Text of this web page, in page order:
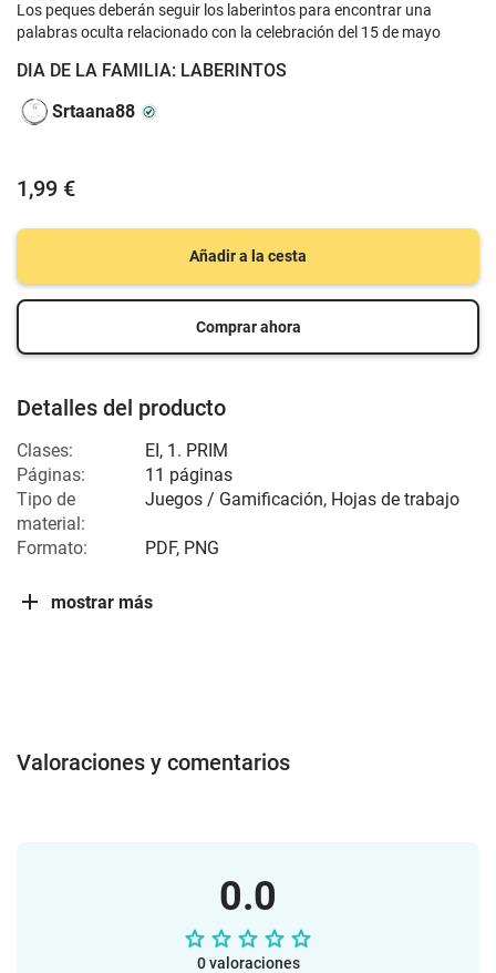
Los peques deberán seguir los laberintos para encontrar una
palabras oculta relacionado con la celebración del 15 de mayo
DIA DE LA FAMILIA: LABERINTOS
Srtaana88
1,99 €
Añadir a la cesta
Comprar ahora
Detalles del producto
Clases: EI, 1. PRIM
Páginas:
11 páginas
Tipo de
material:
Juegos / Gamificación, Hojas de trabajo
Formato: PDF, PNG
mostrar más
Valoraciones y comentarios
0.0
0 valoraciones